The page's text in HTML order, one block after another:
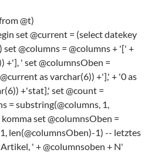
@t)
set @current = (select datekey
@columns = @columns + '[' +
+'], ' set @columnsOben =
as varchar(6)) +'],' + '0 as
+'stat],' set @count =
= substring(@columns, 1,
set @columnsOben =
len(@columnsOben)-1) -- letztes
' + @columnsoben + N'